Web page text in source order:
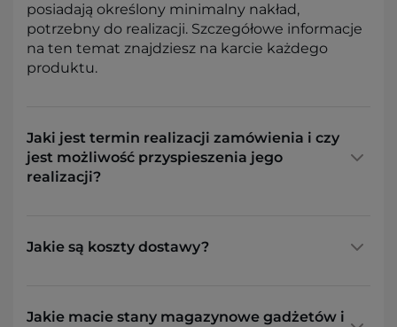
posiadają określony minimalny nakład,
potrzebny do realizacji. Szczegółowe informacje
na ten temat znajdziesz na karcie każdego
produktu.
Jaki jest termin realizacji zamówienia i czy
jest możliwość przyspieszenia jego
realizacji?
Jakie są koszty dostawy?
Jakie macie stany magazynowe gadżetów i